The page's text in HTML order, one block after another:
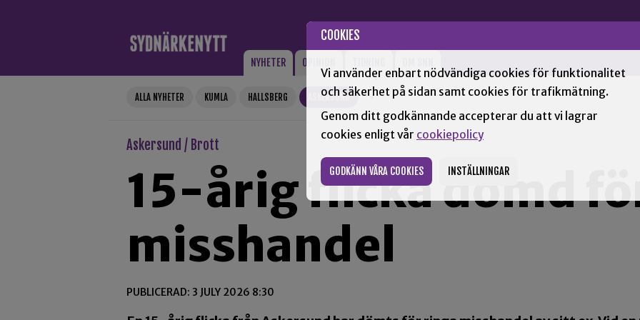
COOKIES
Vi använder enbart nödvändiga cookies för funktionalitet
och säkerhet på sidan samt cookies för trafikmätning.
Genom ditt godkännande accepterar du att vi lagrar
cookies enligt vår cookiepolicy
GODKÄNN VÅRA COOKIES INSTÄLLNINGAR
NYHETER OPINION
ALLA NYHETER KUMLA HALLSBERG ASKERSUND +
Askersund / Brott
15-årig flicka dömd
misshandel
PUBLICERAD: 3 JULY 2026 8:30